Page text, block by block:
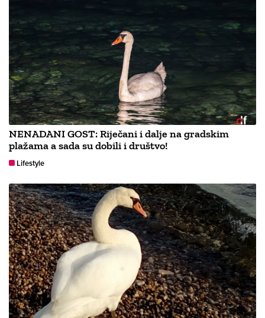
NENADANI GOST: Riječani i dalje na gradskim
plažama a sada su dobili i društvo!
Lifestyle